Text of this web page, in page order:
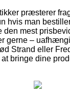
præsterer
hvis man
den mest
gerne –
Strand eller
bringe dine